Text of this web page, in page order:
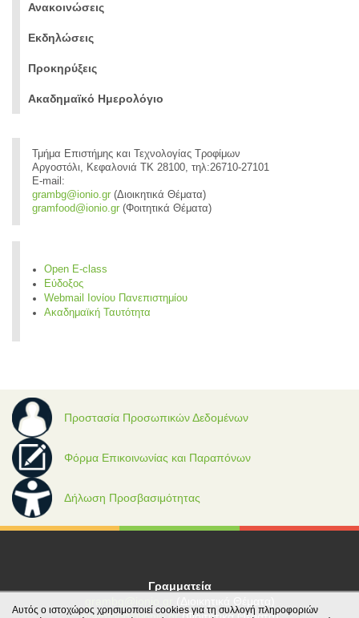
Ανακοινώσεις
Εκδηλώσεις
Προκηρύξεις
Ακαδημαϊκό Ημερολόγιο
Τμήμα Επιστήμης και Τεχνολογίας Τροφίμων
Αργοστόλι, Κεφαλονιά ΤΚ 28100, τηλ:26710-27101
E-mail:
grambg@ionio.gr (Διοικητικά Θέματα)
gramfood@ionio.gr (Φοιτητικά Θέματα)
Open E-class
Εύδοξος
Webmail Ιονίου Πανεπιστημίου
Ακαδημαϊκή Ταυτότητα
Προστασία Προσωπικών Δεδομένων
Φόρμα Επικοινωνίας και Παραπόνων
Δήλωση Προσβασιμότητας
Γραμματεία
Αυτός ο ιστοχώρος χρησιμοποιεί cookies για τη συλλογή πληροφοριών